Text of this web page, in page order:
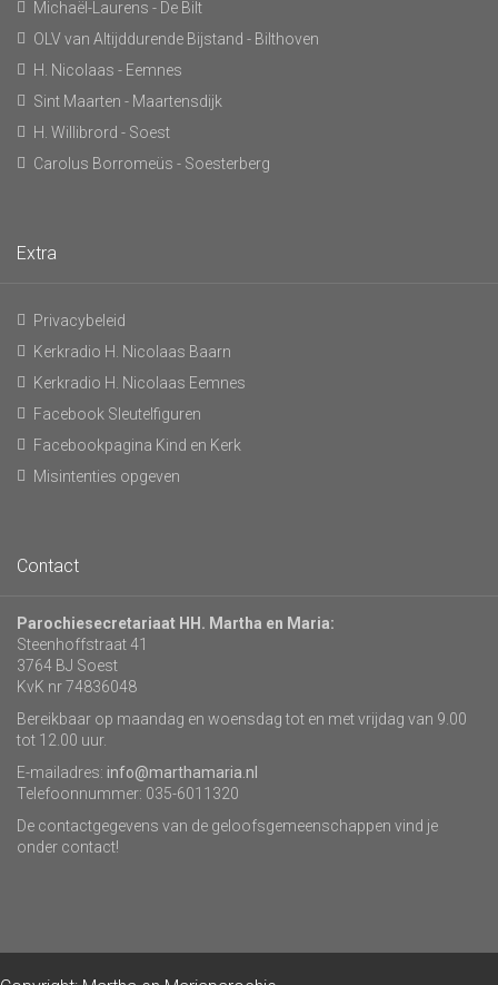
Michaël-Laurens - De Bilt
OLV van Altijddurende Bijstand - Bilthoven
H. Nicolaas - Eemnes
Sint Maarten - Maartensdijk
H. Willibrord - Soest
Carolus Borromeüs - Soesterberg
Extra
Privacybeleid
Kerkradio H. Nicolaas Baarn
Kerkradio H. Nicolaas Eemnes
Facebook Sleutelfiguren
Facebookpagina Kind en Kerk
Misintenties opgeven
Contact
Parochiesecretariaat HH. Martha en Maria:
Steenhoffstraat 41
3764 BJ Soest
KvK nr 74836048
Bereikbaar op maandag en woensdag tot en met vrijdag van 9.00
tot 12.00 uur.
E-mailadres: info@marthamaria.nl
Telefoonnummer: 035-6011320
De contactgegevens van de geloofsgemeenschappen vind je
onder contact!